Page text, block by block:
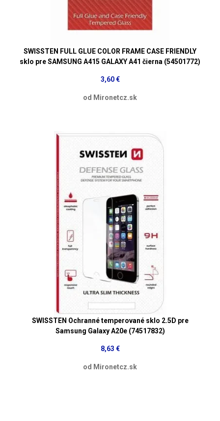
SWISSTEN FULL GLUE COLOR FRAME CASE FRIENDLY
sklo pre SAMSUNG A415 GALAXY A41 čierna (54501772)
3,60 €
od Mironetcz.sk
SWISSTEN Ochranné temperované sklo 2.5D pre
Samsung Galaxy A20e (74517832)
8,63 €
od Mironetcz.sk